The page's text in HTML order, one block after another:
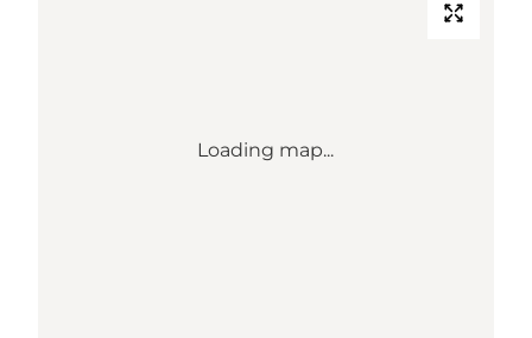
Loading map...